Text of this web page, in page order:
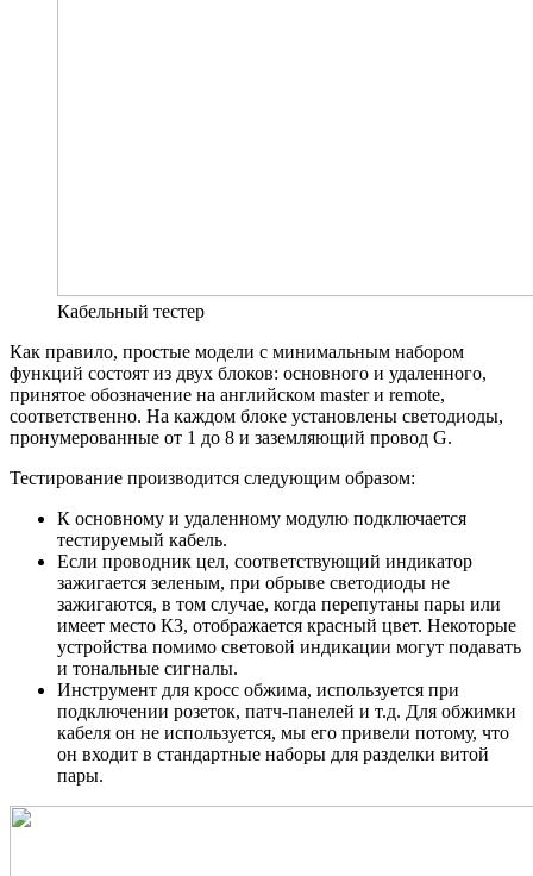
Кабельный тестер
Как правило, простые модели с минимальным набором
функций состоят из двух блоков: основного и удаленного,
принятое обозначение на английском master и remote,
соответственно. На каждом блоке установлены светодиоды,
пронумерованные от 1 до 8 и заземляющий провод G.
Тестирование производится следующим образом:
К основному и удаленному модулю подключается
тестируемый кабель.
Если проводник цел, соответствующий индикатор
зажигается зеленым, при обрыве светодиоды не
зажигаются, в том случае, когда перепутаны пары или
имеет место КЗ, отображается красный цвет. Некоторые
устройства помимо световой индикации могут подавать
и тональные сигналы.
Инструмент для кросс обжима, используется при
подключении розеток, патч-панелей и т.д. Для обжимки
кабеля он не используется, мы его привели потому, что
он входит в стандартные наборы для разделки витой
пары.